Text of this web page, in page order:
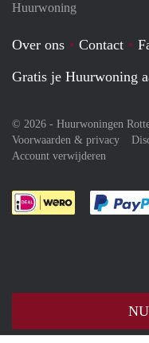
Huurwoning
Over ons Contact
Gratis je Huurwoning
© 2026 - Huurwoningen
Voorwaarden & privacy
Account verwijderen